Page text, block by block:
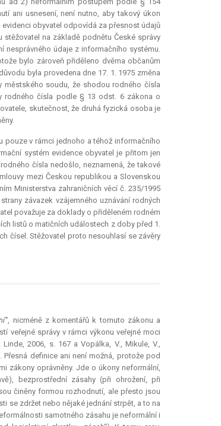
ani usnesení, není nutno, aby takový úkon
obyvatel odpovídá za přesnost údajů
na základě podnětu České správy
nesprávného údaje z informačního systému.
bylo zároveň přiděleno dvěma občanům
byla provedena dne 17. 1. 1975 změna
městského soudu, že shodou rodného čísla
rodného čísla podle § 13 odst. 6 zákona o
skutečnost, že druhá fyzická osoba je
pouze v rámci jednoho a téhož informačního
systém evidence obyvatel je přitom jen
čísla nedošlo, neznamená, že takové
mezi Českou republikou a Slovenskou
Ministerstva zahraničních věcí č. 235/1995
závazek vzájemného uznávání rodných
považuje za doklady o přiděleném rodném
listů o matičních událostech z doby před 1.
čísel. Stěžovatel proto nesouhlasí se závěry
, nicméně z komentářů k tomuto zákonu a
veřejné správy v rámci výkonu veřejné moci
Linde, 2006, s. 167 a Vopálka, V., Mikule, V.,
Přesná definice ani není možná, protože pod
zákony oprávněny. Jde o úkony neformální,
bezprostřední zásahy (při ohrožení, při
činěny formou rozhodnutí, ale přesto jsou
se zdržet nebo nějaké jednání strpět, a to na
samotného zásahu je neformální i